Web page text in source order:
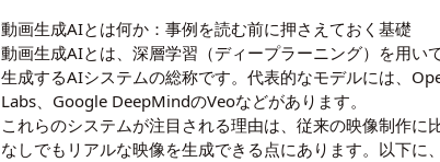
動画生成AIとは何か：事例を読む前に押さえておく基礎
動画生成AIとは、深層学習（ディープラーニング）を用
生成するAIシステムの総称です。代表的なモデルには、
Labs、Google DeepMindのVeoなどがあります。
これらのシステムが注目される理由は、従来の映像制作に
なしでもリアルな映像を生成できる点にあります。以下に